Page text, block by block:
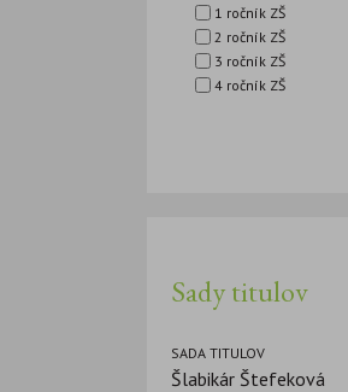
1 ročník ZŠ
2 ročník ZŠ
3 ročník ZŠ
4 ročník ZŠ
Sady titulov
SADA TITULOV
Šlabikár Štefeková